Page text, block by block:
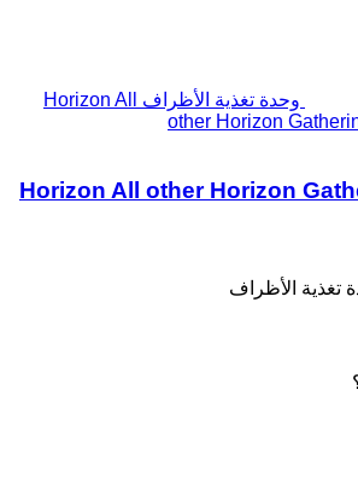
وحدة تغذية الأظراف Horizon All
other Horizon
Horizon All other Horizon
تغذية الأظراف